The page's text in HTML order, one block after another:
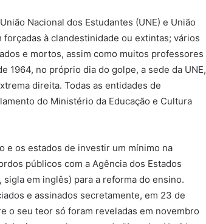
Nacional dos Estudantes (UNE) e União
à clandestinidade ou extintas; vários
e mortos, assim como muitos professores
1964, no próprio dia do golpe, a sede da UNE,
direita. Todas as entidades de
do Ministério da Educação e Cultura
e os estados de investir um mínimo na
públicos com a Agência dos Estados
em inglês) para a reforma do ensino.
e assinados secretamente, em 23 de
o seu teor só foram reveladas em novembro